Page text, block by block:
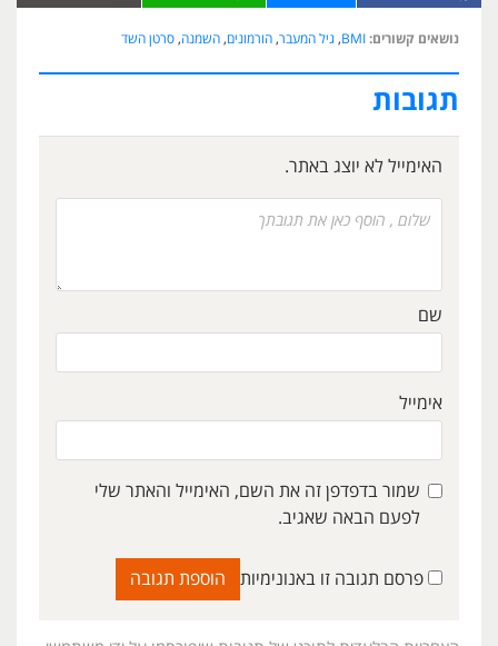
נושאים קשורים: BMI
, גיל המעבר, הורמונים, השמנה, סרטן השד
תגובות
האימייל לא יוצג באתר.
שם
אימייל
שמור בדפדפן זה את השם, האימייל והאתר שלי
לפעם הבאה שאגיב.
פרסם תגובה זו באנונימיות